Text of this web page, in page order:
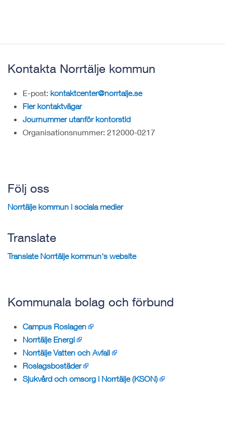
Kontakta Norrtälje kommun
E-post: kontaktcenter@norrtalje.se
Fler kontaktvägar
Journummer utanför kontorstid
Organisationsnummer: 212000-0217
Följ oss
Norrtälje kommun i sociala medier
Translate
Translate Norrtälje kommun's website
Kommunala bolag och förbund
Campus Roslagen
Norrtälje Energi
Norrtälje Vatten och Avfall
Roslagsbostäder
Sjukvård och omsorg i Norrtälje (KSON)